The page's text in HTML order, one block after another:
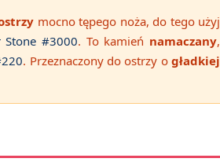
mocno tępego noża, do tego użyj
Stone #3000. To kamień namaczany,
. Przeznaczony do ostrzy o gładkiej